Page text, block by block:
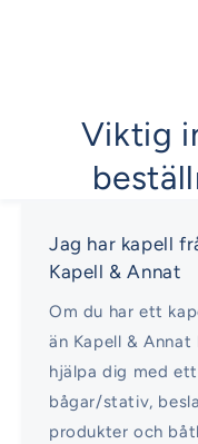
Viktig
Jag har kapell
Kapell & Annat
Om du har ett
än Kapell &
hjälpa dig med
bågar/stativ,
produkter och